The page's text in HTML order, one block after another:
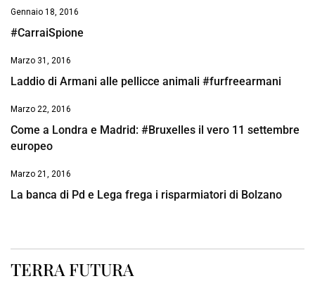
Gennaio 18, 2016
#CarraiSpione
Marzo 31, 2016
Laddio di Armani alle pellicce animali #furfreearmani
Marzo 22, 2016
Come a Londra e Madrid: #Bruxelles il vero 11 settembre
europeo
Marzo 21, 2016
La banca di Pd e Lega frega i risparmiatori di Bolzano
TERRA FUTURA